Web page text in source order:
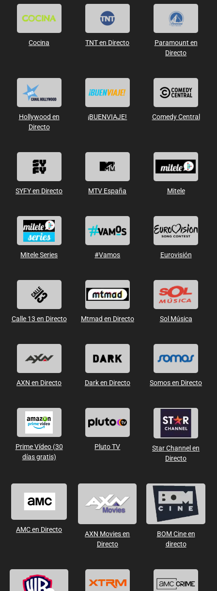
Cocina TNT en Directo
Paramount en
Directo
Hollywood en
Directo
¡BUENVIAJE! Comedy Central
SYFY en Directo MTV España Mitele
Mitele Series #Vamos Eurovisión
Calle 13 en Directo Mtmad en Directo Sol Música
AXN en Directo Dark en Directo Somos en Directo
Prime Vídeo (30
días gratis)
Pluto TV
Star Channel en
Directo
AMC en Directo
AXN Movies en
Directo
BOM Cine en
directo